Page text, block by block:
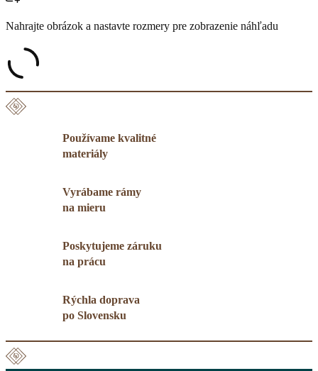
Nahrajte obrázok a nastavte rozmery pre zobrazenie náhľadu
Používame kvalitné
materiály
Vyrábame rámy
na mieru
Poskytujeme záruku
na prácu
Rýchla doprava
po Slovensku